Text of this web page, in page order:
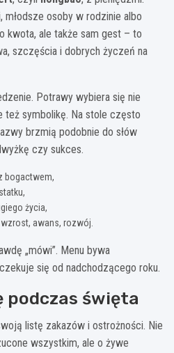
osoby w rodzinie albo
kwota, ale także sam gest – to
szczęścia i dobrych życzeń na
Potrawy wybiera się nie
też symbolikę. Na stole często
brzmią podobnie do słów
czy sukces.
bogactwem,
życia,
awans, rozwój.
„mówi”. Menu bywa
się od nadchodzącego roku.
podczas święta
listę zakazów i ostrożności. Nie
wszystkim, ale o żywe